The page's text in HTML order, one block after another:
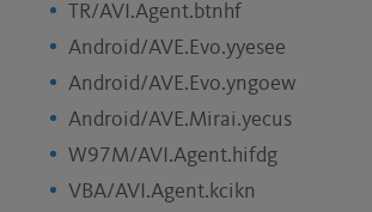
TR/AVI.Agent.btnhf
Android/AVE.Evo.yyesee
Android/AVE.Evo.yngoew
Android/AVE.Mirai.yecus
W97M/AVI.Agent.hifdg
VBA/AVI.Agent.kcikn